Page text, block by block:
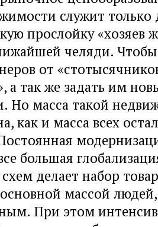
служит только
прослойку «хозяев
челяди.
от
а так же задать им
Но масса такой
как и масса всех
большая
делает набор
массой людей,
При этом